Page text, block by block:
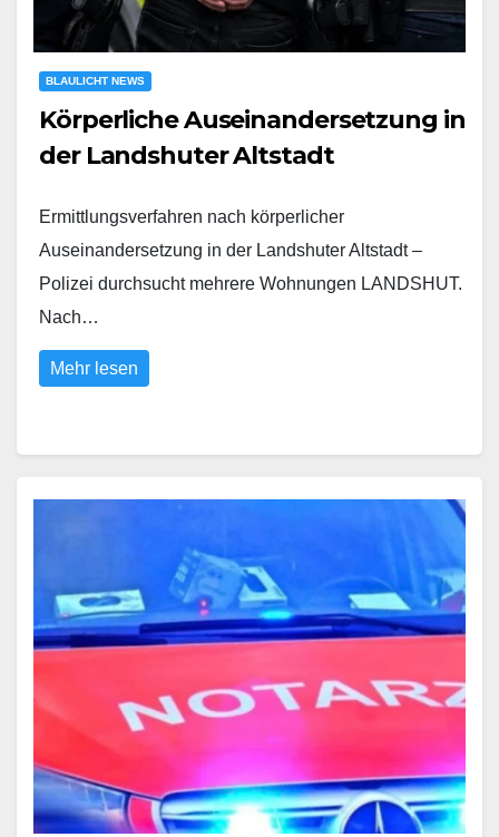
BLAULICHT NEWS
Körperliche Auseinandersetzung in
der Landshuter Altstadt
Ermittlungsverfahren nach körperlicher
Auseinandersetzung in der Landshuter Altstadt –
Polizei durchsucht mehrere Wohnungen LANDSHUT.
Nach…
Mehr lesen